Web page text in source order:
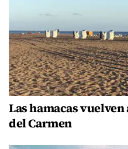
Las hamacas
del Carmen